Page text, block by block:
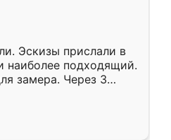
Эскизы прислали в
наиболее подходящий.
замера. Через 3
готова. Остались
Ренессанс
работу!